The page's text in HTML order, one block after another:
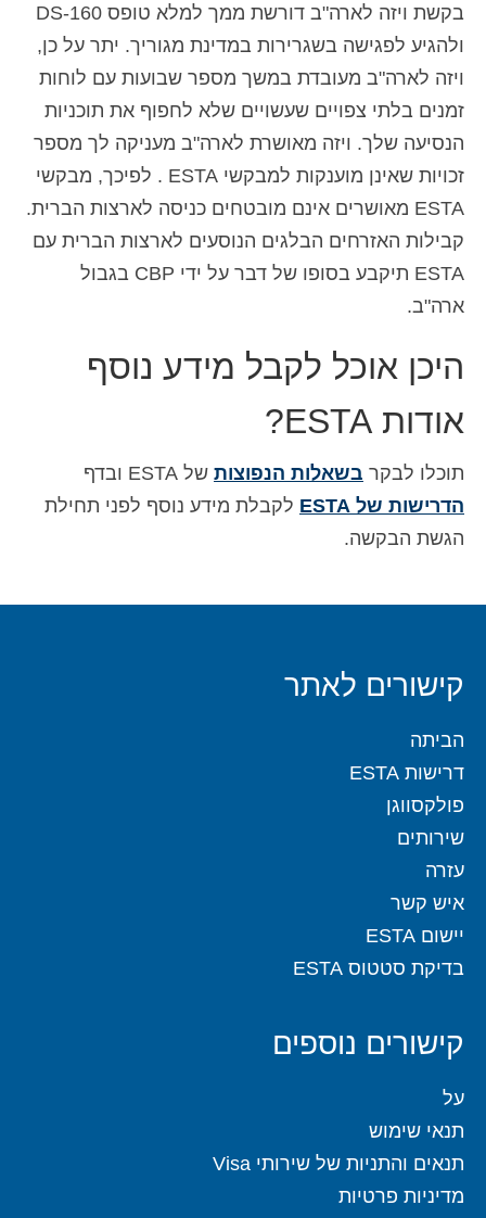
בקשת ויזה לארה"ב דורשת ממך למלא טופס DS-160
ולהגיע לפגישה בשגרירות במדינת מגוריך. יתר על כן,
ויזה לארה"ב מעובדת במשך מספר שבועות עם לוחות
זמנים בלתי צפויים שעשויים שלא לחפוף את תוכניות
הנסיעה שלך. ויזה מאושרת לארה"ב מעניקה לך מספר
זכויות שאינן מוענקות למבקשי ESTA . לפיכך, מבקשי
ESTA מאושרים אינם מובטחים כניסה לארצות הברית.
קבילות האזרחים הבלגים הנוסעים לארצות הברית עם
ESTA תיקבע בסופו של דבר על ידי CBP בגבול
ארה"ב.
היכן אוכל לקבל מידע נוסף
אודות ESTA?
תוכלו לבקר בשאלות הנפוצות של ESTA ובדף
הדרישות של ESTA
לקבלת מידע נוסף לפני תחילת
הגשת הבקשה.
קישורים לאתר
הביתה
דרישות ESTA
פולקסווגן
שירותים
עזרה
איש קשר
יישום ESTA
בדיקת סטטוס ESTA
קישורים נוספים
על
תנאי שימוש
תנאים והתניות של שירותי Visa
מדיניות פרטיות